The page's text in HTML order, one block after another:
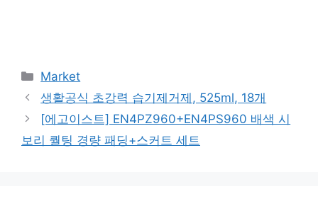
Categories
Market
생활공식 초강력 습기제거제, 525ml, 18개
[에고이스트] EN4PZ960+EN4PS960 배색 시
보리 퀄팅 경량 패딩+스커트 세트